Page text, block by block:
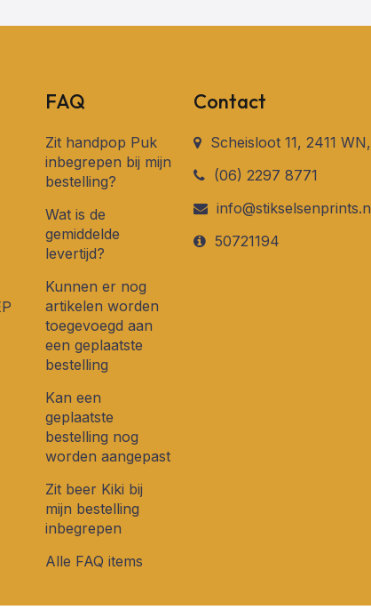
FAQ
Zit handpop Puk
inbegrepen bij mijn
bestelling?
Wat is de
gemiddelde
levertijd?
Kunnen er nog
artikelen worden
toegevoegd aan
een geplaatste
bestelling
Kan een
geplaatste
bestelling nog
worden aangepast
Zit beer Kiki bij
mijn bestelling
inbegrepen
Alle FAQ items
Contact
Scheisloot 11, 2411
(06) 2297 8771
50721194